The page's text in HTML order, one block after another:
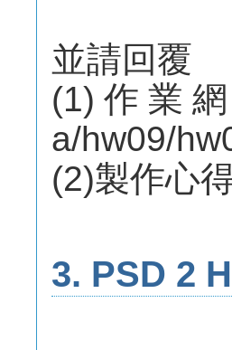
並請回覆
(1)作業網
a/hw09/
(2)製作心得
3. PSD 2